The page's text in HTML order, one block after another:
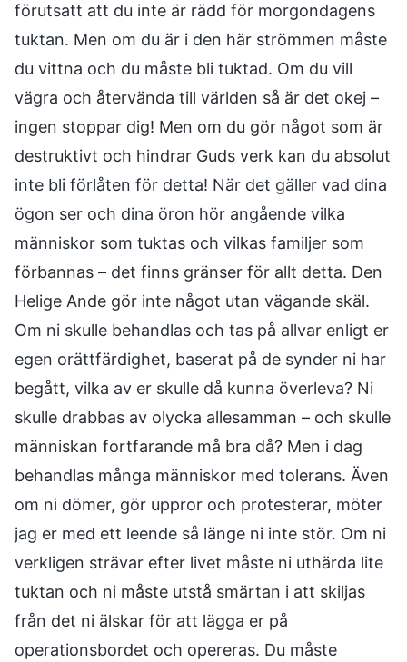
förutsatt att du inte är rädd för morgondagens
tuktan. Men om du är i den här strömmen måste
du vittna och du måste bli tuktad. Om du vill
vägra och återvända till världen så är det okej –
ingen stoppar dig! Men om du gör något som är
destruktivt och hindrar Guds verk kan du absolut
inte bli förlåten för detta! När det gäller vad dina
ögon ser och dina öron hör angående vilka
människor som tuktas och vilkas familjer som
förbannas – det finns gränser för allt detta. Den
Helige Ande gör inte något utan vägande skäl.
Om ni skulle behandlas och tas på allvar enligt er
egen orättfärdighet, baserat på de synder ni har
begått, vilka av er skulle då kunna överleva? Ni
skulle drabbas av olycka allesamman – och skulle
människan fortfarande må bra då? Men i dag
behandlas många människor med tolerans. Även
om ni dömer, gör uppror och protesterar, möter
jag er med ett leende så länge ni inte stör. Om ni
verkligen strävar efter livet måste ni uthärda lite
tuktan och ni måste utstå smärtan i att skiljas
från det ni älskar för att lägga er på
operationsbordet och opereras. Du måste